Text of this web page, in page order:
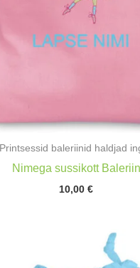
Printsessid baleriinid haldjad
Nimega sussikott Baleriin
10,00 €